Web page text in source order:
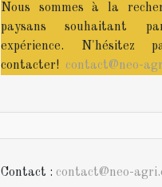
Nous sommes à la
paysans souhaitant
expérience. N'hésitez
contacter! contact@neo-
Contact : contact@neo-